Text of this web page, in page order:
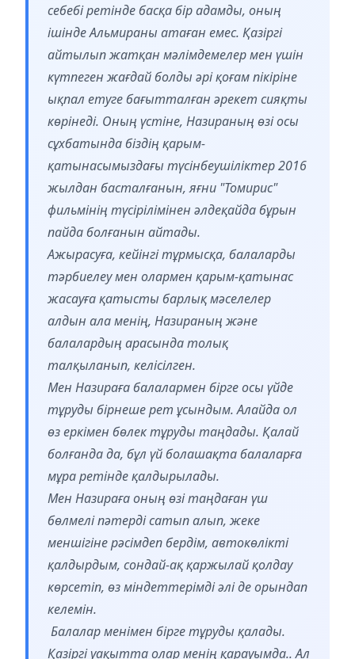
себебі ретінде басқа бір адамды, оның
ішінде Альмираны атаған емес. Қазіргі
айтылып жатқан мәлімдемелер мен үшін
күтпеген жағдай болды әрі қоғам пікіріне
ықпал етуге бағытталған әрекет сияқты
көрінеді. Оның үстіне, Назираның өзі осы
сұхбатында біздің қарым-
қатынасымыздағы түсінбеушіліктер 2016
жылдан басталғанын, яғни "Томирис"
фильмінің түсірілімінен әлдеқайда бұрын
пайда болғанын айтады.
Ажырасуға, кейінгі тұрмысқа, балаларды
тәрбиелеу мен олармен қарым-қатынас
жасауға қатысты барлық мәселелер
алдын ала менің, Назираның және
балалардың арасында толық
талқыланып, келісілген.
Мен Назираға балалармен бірге осы үйде
тұруды бірнеше рет ұсындым. Алайда ол
өз еркімен бөлек тұруды таңдады. Қалай
болғанда да, бұл үй болашақта балаларға
мұра ретінде қалдырылады.
Мен Назираға оның өзі таңдаған үш
бөлмелі пәтерді сатып алып, жеке
меншігіне рәсімдеп бердім, автокөлікті
қалдырдым, сондай-ақ қаржылай қолдау
көрсетіп, өз міндеттерімді әлі де орындап
келемін.
Балалар менімен бірге тұруды қалады.
Қазіргі уақытта олар менің қарауымда.. Ал